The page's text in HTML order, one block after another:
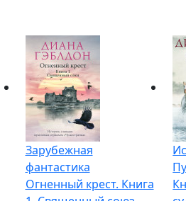
Зарубежная
фантастика
Огненный крест. Книга